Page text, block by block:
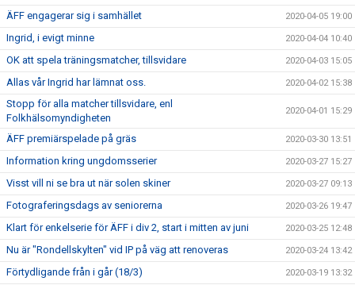
ÄFF engagerar sig i samhället 2020-04-05 19:00
Ingrid, i evigt minne 2020-04-04 10:40
OK att spela träningsmatcher, tillsvidare 2020-04-03 15:05
Allas vår Ingrid har lämnat oss. 2020-04-02 15:38
Stopp för alla matcher tillsvidare, enl
Folkhälsomyndigheten
2020-04-01 15:29
ÄFF premiärspelade på gräs 2020-03-30 13:51
Information kring ungdomsserier 2020-03-27 15:27
Visst vill ni se bra ut när solen skiner 2020-03-27 09:13
Fotograferingsdags av seniorerna 2020-03-26 19:47
Klart för enkelserie för ÄFF i div 2, start i mitten av juni 2020-03-25 12:48
Nu är "Rondellskylten" vid IP på väg att renoveras 2020-03-24 13:42
Förtydligande från i går (18/3) 2020-03-19 13:32